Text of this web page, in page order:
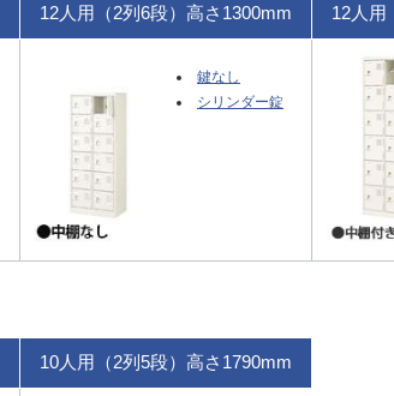
12人用（2列6段）高さ1300mm 12人用
鍵なし
シリンダー錠
10人用（2列5段）高さ1790mm